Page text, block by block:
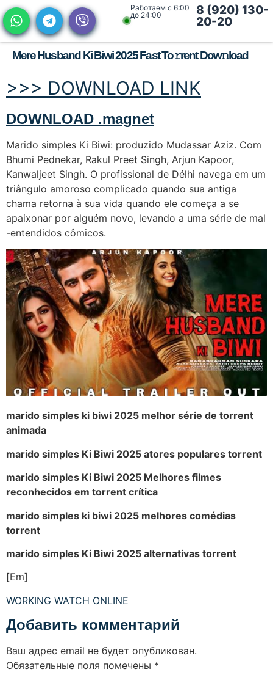
Работаем с 6:00
до 24:00
8 (920) 130-
20-20
Mere Husband Ki Biwi 2025 Fast To𝚛rent Dow𝚗load
>>> DOWNLOAD LINK
DOWNLOAD .magnet
Marido simples Ki Biwi: produzido Mudassar Aziz. Com
Bhumi Pednekar, Rakul Preet Singh, Arjun Kapoor,
Kanwaljeet Singh. O profissional de Délhi navega em um
triângulo amoroso complicado quando sua antiga
chama retorna à sua vida quando ele começa a se
apaixonar por alguém novo, levando a uma série de mal
-entendidos cômicos.
marido simples ki biwi 2025 melhor série de torrent
animada
marido simples Ki Biwi 2025 atores populares torrent
marido simples Ki Biwi 2025 Melhores filmes
reconhecidos em torrent crítica
marido simples ki biwi 2025 melhores comédias
torrent
marido simples Ki Biwi 2025 alternativas torrent
[Em]
WORKING WATCH ONLINE
Добавить комментарий
Ваш адрес email не будет опубликован.
Обязательные поля помечены *